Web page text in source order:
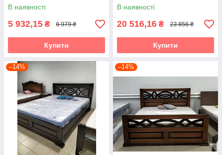
В наявності
5 932,15 ₴ 6 979 ₴
Купити
В наявності
20 516,16 ₴ 23 856 ₴
Купити
–14% –14%